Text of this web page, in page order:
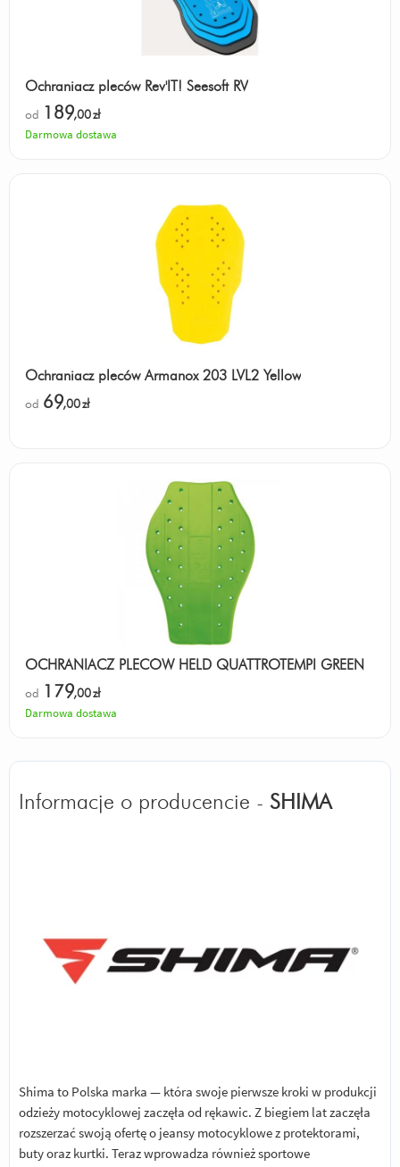
Ochraniacz pleców Rev'IT! Seesoft RV
od 189,00zł
Darmowa dostawa
Ochraniacz pleców Armanox 203 LVL2 Yellow
od 69,00zł
OCHRANIACZ PLECÓW HELD QUATTROTEMPI GREEN
od 179,00zł
Darmowa dostawa
Informacje o producencie - SHIMA
Shima to Polska marka — która swoje pierwsze kroki w produkcji
odzieży motocyklowej zaczęła od rękawic. Z biegiem lat zaczęła
rozszerzać swoją ofertę o jeansy motocyklowe z protektorami,
buty oraz kurtki. Teraz wprowadza również sportowe